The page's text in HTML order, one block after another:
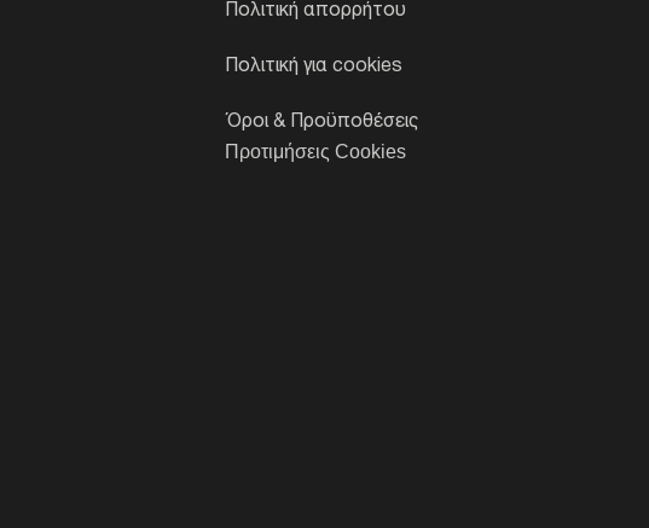
Πολιτική απορρήτου
Πολιτική για cookies
Όροι & Προϋποθέσεις
Προτιμήσεις Cookies